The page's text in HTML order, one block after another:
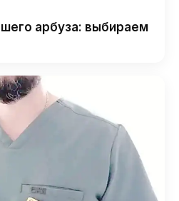
арбуза: выбираем